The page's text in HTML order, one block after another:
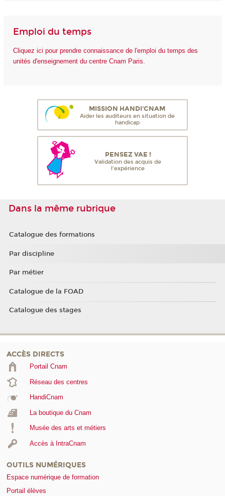
Emploi du temps
Cliquez ici pour prendre connaissance de l'emploi du temps des
unités d'enseignement du centre Cnam Paris.
MISSION HANDI'CNAM
Aider les auditeurs en situation de
handicap
PENSEZ VAE !
Validation des acquis de
l'expérience
Dans la même rubrique
Catalogue des formations
Par discipline
Par métier
Catalogue de la FOAD
Catalogue des stages
ACCÈS DIRECTS
Portail Cnam
Réseau des centres
HandiCnam
La boutique du Cnam
Musée des arts et métiers
Accès à IntraCnam
OUTILS NUMÉRIQUES
Espace numérique de formation
Portail élèves